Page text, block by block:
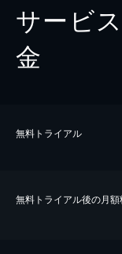
サービ
金
無料トライアル
無料トライアル後の⽉額